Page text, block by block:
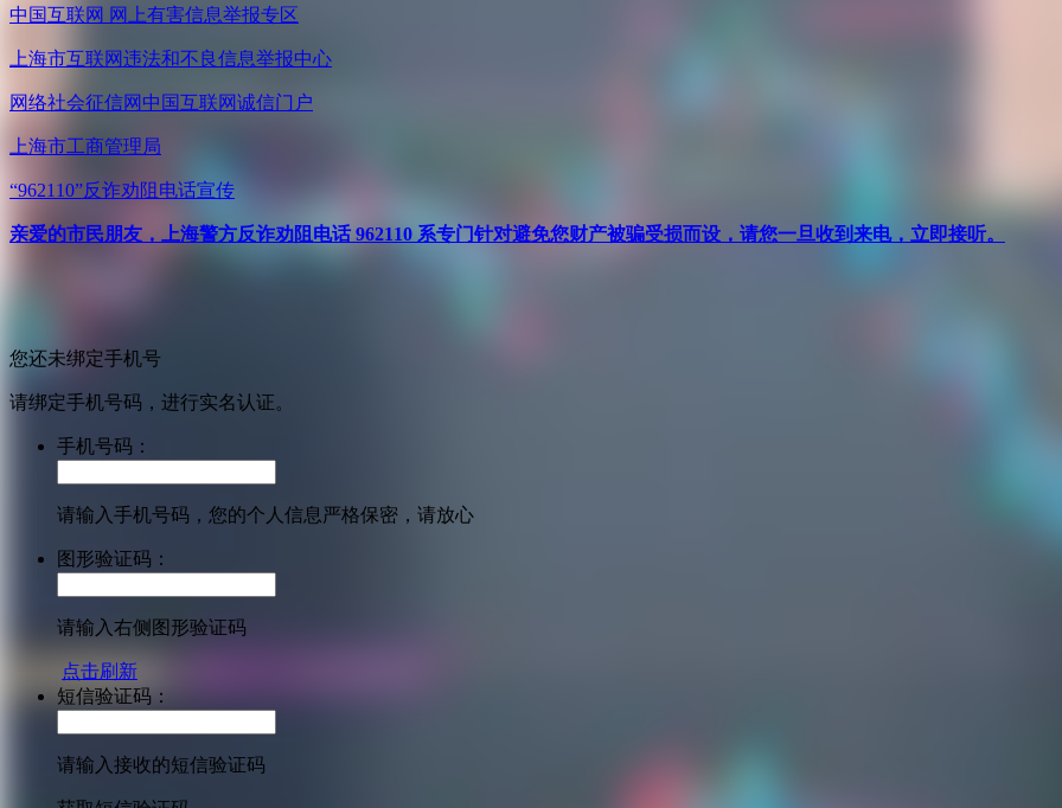
中国互联网 网上有害信息举报专区
上海市互联网违法和不良信息举报中心
网络社会征信网 中国互联网诚信门户
上海市工商管理局
“962110”反诈劝阻电话宣传
亲爱的市民朋友，上海警方反诈劝阻电话 962110 系专门针对避免您财产被骗受损而设，请您一旦收到来电，立即接听。
您还未绑定手机号
请绑定手机号码，进行实名认证。
手机号码：
请输入手机号码，您的个人信息严格保密，请放心
图形验证码：
请输入右侧图形验证码
点击刷新
短信验证码：
请输入接收的短信验证码